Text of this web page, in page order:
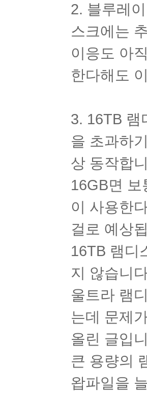
2. 블루레
스크에는
이응도 아
한다해도
3. 16TB 램
을 초과하
상 동작합
16GB면
이 사용한
걸로 예상
16TB 램디
지 않습니
울트라 램
는데 문제
올린 글입
큰 용량의
왑파일을